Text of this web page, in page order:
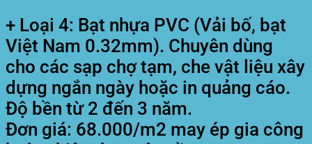
+ Loại 4: Bạt nhựa PVC (Vải bố, bạt
Việt Nam 0.32mm). Chuyên dùng
cho các sạp chợ tạm, che vật liệu xây
dựng ngắn ngày hoặc in quảng cáo.
Độ bền từ 2 đến 3 năm.
Đơn giá: 68.000/m2 may ép gia công